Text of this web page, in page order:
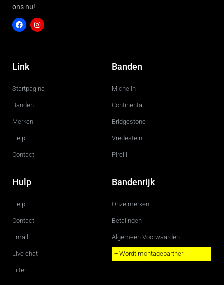
ons nu!
c
e
o
g
r
Link
Startpagina
Banden
Merken
Help
Contact
Banden
Michelin
Continental
Bridgestone
Vredestein
Pirelli
Hulp
Help
Contact
Email
Live chat
Filter
Bandenrijk
Onze merken
Betalingen
Algemeen Voorwaarden
+ Wordt montagepartner